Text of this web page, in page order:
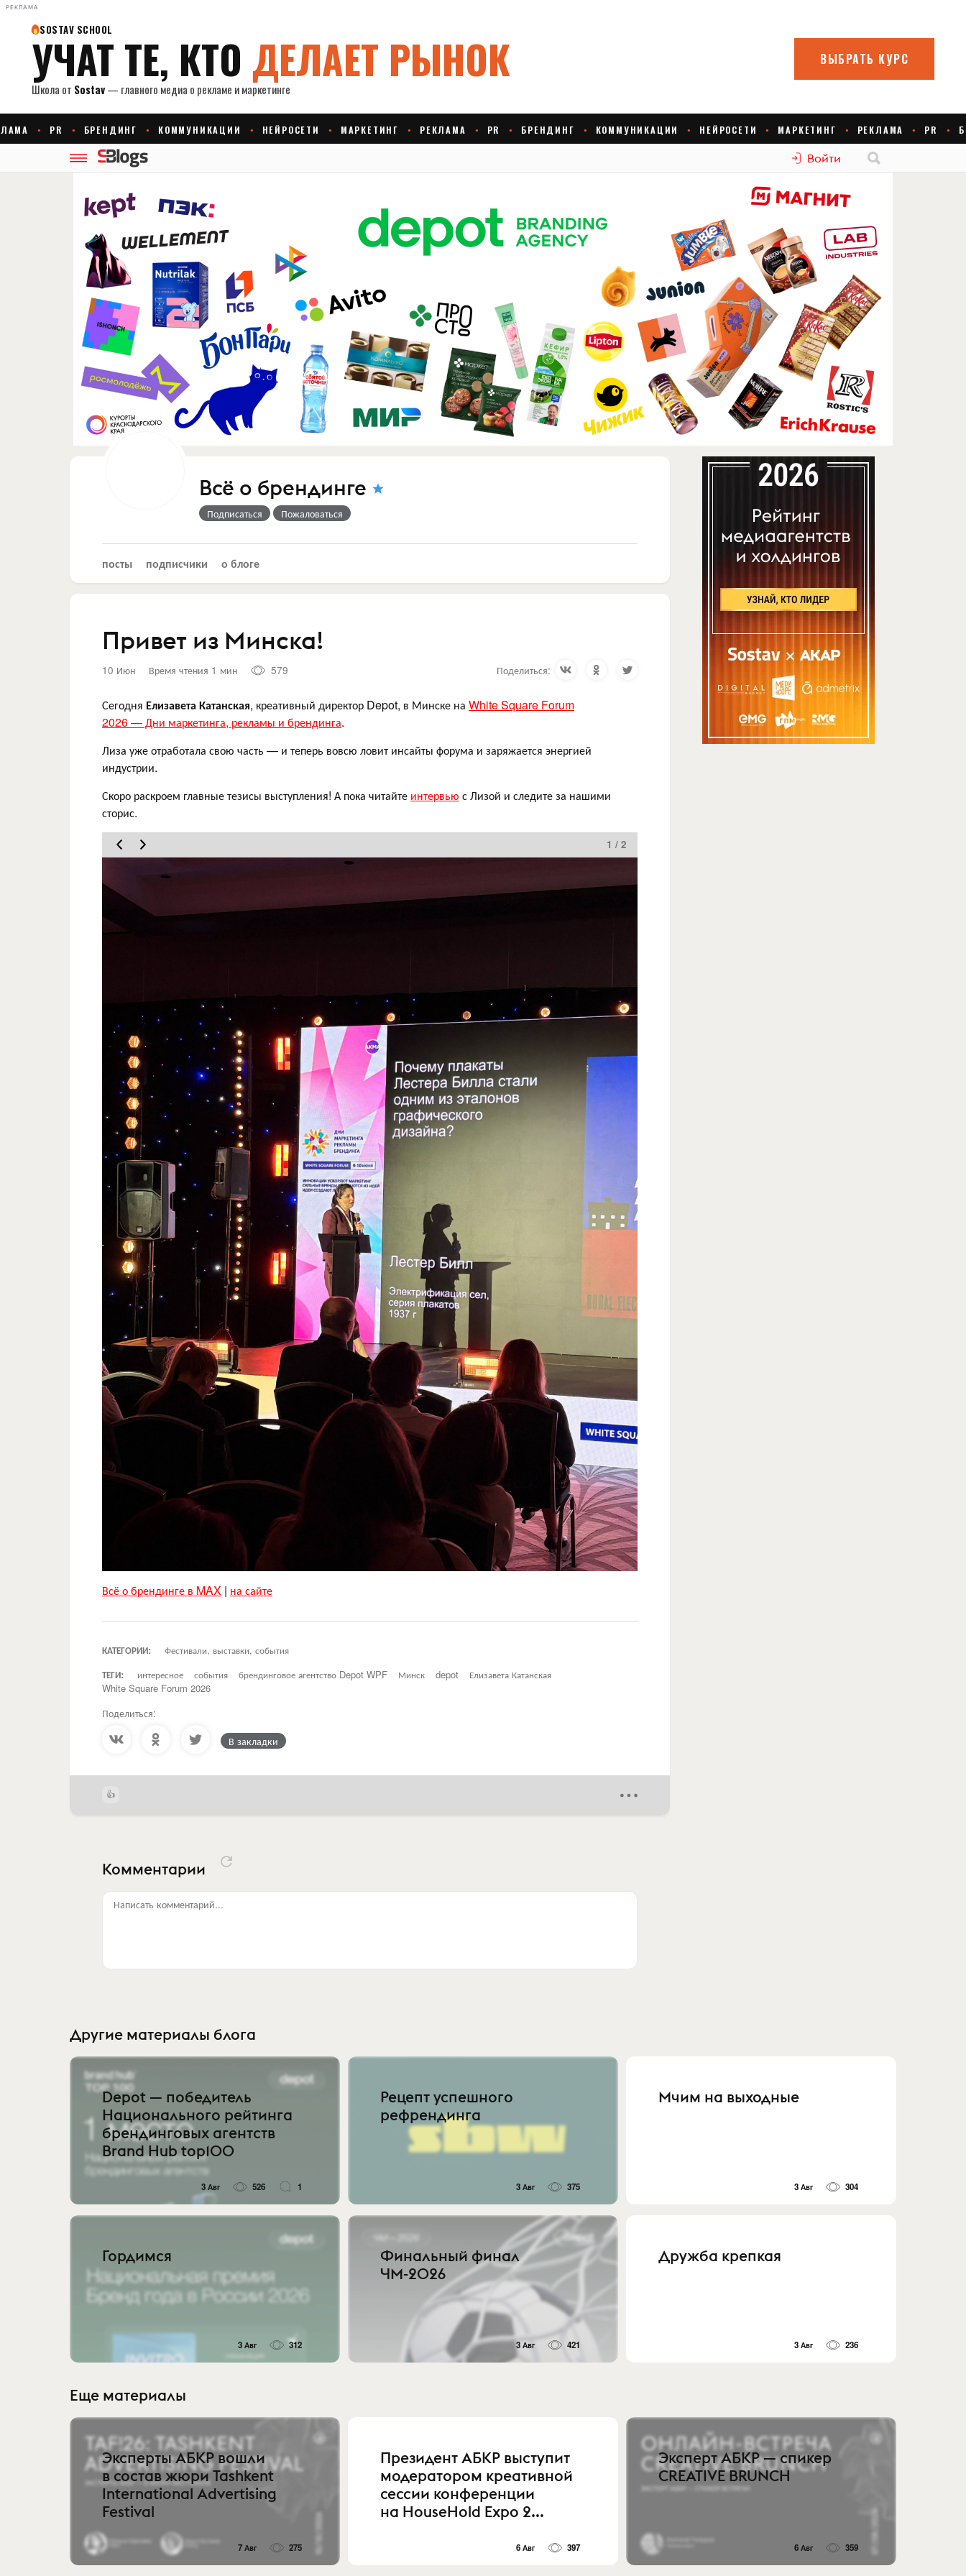
РЕКЛАМА
Войти
Всё о брендинге
Подписаться Пожаловаться
посты подписчики о блоге
Привет из Минска!
10 Июн Время чтения 1 мин 579 Поделиться:
Сегодня Елизавета Катанская, креативный директор Depot, в Минске на White Square Forum
2026 — Дни маркетинга, рекламы и брендинга.
Лиза уже отработала свою часть — и теперь вовсю ловит инсайты форума и заряжается энергией
индустрии.
Скоро раскроем главные тезисы выступления! А пока читайте интервью с Лизой и следите за нашими
сторис.
1 / 2
Всё о брендинге в MAX | на сайте
КАТЕГОРИИ:
Фестивали, выставки, события
ТЕГИ:
интересное события брендинговое агентство Depot WPF Минск depot
Елизавета Катанская
White Square Forum 2026
Поделиться:
В закладки
Комментарии
Написать комментарий...
Другие материалы блога
Depot — победитель
Национального рейтинга
брендинговых агентств
Brand Hub top100
3 Авг 526 1
Рецепт успешного
рефрендинга
3 Авг 375
Мчим на выходные
3 Авг 304
Гордимся
3 Авг 312
Финальный финал
ЧМ-2026
3 Авг 421
Дружба крепкая
3 Авг 236
Еще материалы
Эксперты АБКР вошли
в состав жюри Tashkent
International Advertising
Festival
7 Авг 275
Президент АБКР выступит
модератором креативной
сессии конференции
на HouseHold Expo 2...
6 Авг 397
Эксперт АБКР — спикер
CREATIVE BRUNCH
6 Авг 359